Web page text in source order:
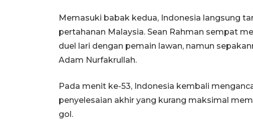
Memasuki babak kedua, Indonesia langsung
pertahanan Malaysia. Sean Rahman sempat
duel lari dengan pemain lawan, namun
Adam Nurfakrullah.
Pada menit ke-53, Indonesia kembali
penyelesaian akhir yang kurang maksimal
gol.